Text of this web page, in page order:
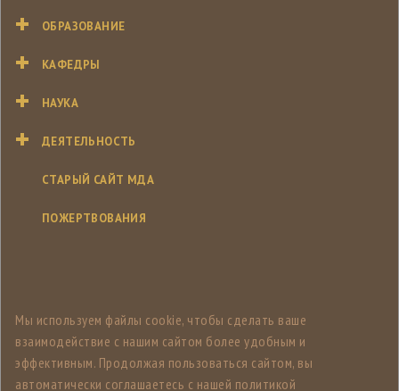
ОБРАЗОВАНИЕ
КАФЕДРЫ
НАУКА
ДЕЯТЕЛЬНОСТЬ
СТАРЫЙ САЙТ МДА
ПОЖЕРТВОВАНИЯ
Мы используем файлы cookie, чтобы сделать ваше
взаимодействие с нашим сайтом более удобным и
эффективным. Продолжая пользоваться сайтом, вы
автоматически соглашаетесь с нашей политикой